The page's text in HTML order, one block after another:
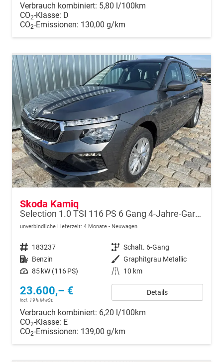
Verbrauch kombiniert: 5,80 l/100km
CO2-Klasse: D
CO2-Emissionen: 130,00 g/km
Skoda Kamiq
Selection 1.0 TSI 116 PS 6 Gang 4-Jahre-Garantie-Anhängerkupplung schwenkbar-Kessy-16" Alu-2-Zonen-Climatronic-Tempomat-LED-AppleCarPlay-AndroidAuto-Rückfahrkamera-2xPDC
unverbindliche Lieferzeit: 4 Monate Neuwagen
Fahrzeugnr. 183237 Getriebe Schalt. 6-Gang
Kraftstoff Benzin Außenfarbe Graphitgrau Metallic
Leistung 85 kW (116 PS) Kilometerstand 10 km
23.600,– €
incl. 19% MwSt.
Details
Verbrauch kombiniert: 6,20 l/100km
CO2-Klasse: E
CO2-Emissionen: 139,00 g/km